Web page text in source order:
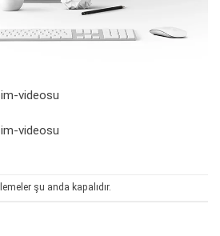
videosu
videosu
şu anda kapalıdır.